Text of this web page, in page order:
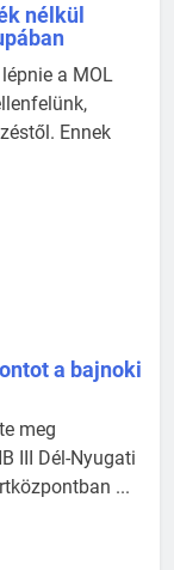
nélkül
a MOL
Ennek
a bajnoki
meg
III Dél-Nyugati
...